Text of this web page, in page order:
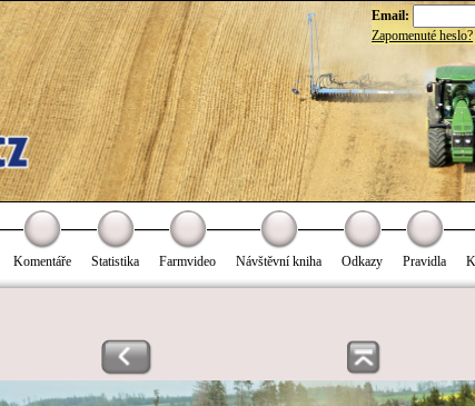
Email:
Zapomenuté heslo?
Komentáře Statistika Farmvideo Návštěvní kniha Odkazy Pravidla